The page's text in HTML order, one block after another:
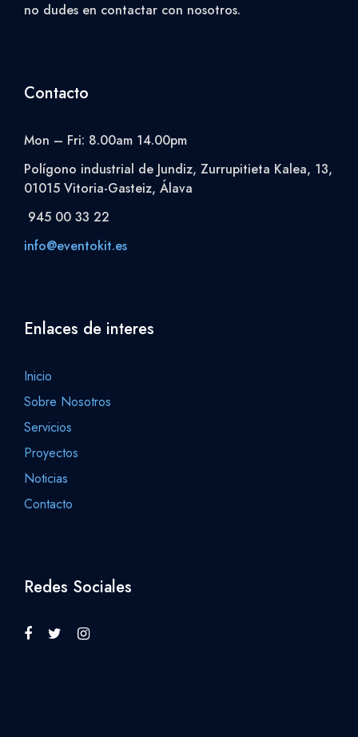
no dudes en contactar con nosotros.
Contacto
Mon – Fri: 8.00am 14.00pm
Polígono industrial de Jundiz, Zurrupitieta Kalea, 13,
01015 Vitoria-Gasteiz, Álava
945 00 33 22
info@eventokit.es
Enlaces de interes
Inicio
Sobre Nosotros
Servicios
Proyectos
Noticias
Contacto
Redes Sociales